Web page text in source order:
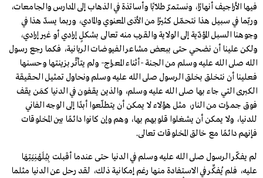
فيها الأراجيف أنهارًا، ونستمرّ طلّابًا وأساتذة في الذهاب إلى المدارس والجامعات،
وربّما في سبيل هذا نتحمّل كثيرًا من الأذى المعنوي والمادي، وربما يسدّ هذا في
وجوهنا السبل المؤدّية إلى الولاية والقرب منه تعالى بشكلٍ إرادي أو غير إرادي،
ولكن علينا أن نضحي حتى ببعض مشاعر الفيوضات الربانية، فكما رجع رسول
الله صلى الله عليه وسلم من الجنة -أثناء المعراج- ولم يتأثّر بزينتها وحسنها
فعلينا أن نتخلق بخلق الرسول صلى الله عليه وسلم ونحاول تمثيل الحقيقة
الكبرى التي جاء بها صلى الله عليه وسلم، والذين يقفون في الدنيا كمَن يقف
فوق جمرات من النار، مثل هؤلاء لا يمكن أن يتطلّعوا أبدًا إلى الوجه الفاني
للدنيا، ولا يمكن أن يشغلوا قلوبهم بها، وهم وإن كانوا دائمًا بين المخلوقات
فإنهم دائمًا مع خالق المخلوقات تعالى.
لم يفكّر الرسول صلى الله عليه وسلم في الدنيا حتى عندما أقبلت بِبُلَهْنِيَتِهَا
عليه، فلم يُفكِّر في الاستفادة منها رغم إمكانية ذلك، لقد رحل عن الدنيا مثلما